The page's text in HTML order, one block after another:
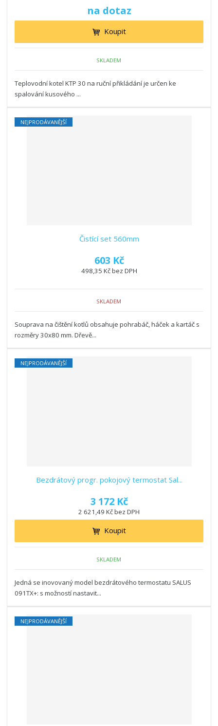
na dotaz
Koupit
SKLADEM
Teplovodní kotel KTP 30 na ruční přikládání je určen ke
spalování kusového ...
NEJPRODÁVANĚJŠÍ
Čistící set 560mm
603 Kč
498,35 Kč bez DPH
SKLADEM
Souprava na čištění kotlů obsahuje pohrabáč, háček a kartáč s
rozměry 30x80 mm. Dřevě...
NEJPRODÁVANĚJŠÍ
Bezdrátový progr. pokojový termostat Sal...
3 172 Kč
2 621,49 Kč bez DPH
Koupit
SKLADEM
Jedná se inovovaný model bezdrátového termostatu SALUS
091TX+: s možností nastavit...
NEJPRODÁVANĚJŠÍ